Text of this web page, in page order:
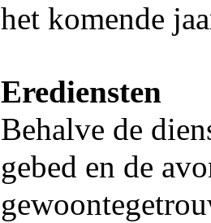
het komende
Erediensten
Behalve de
gebed en de